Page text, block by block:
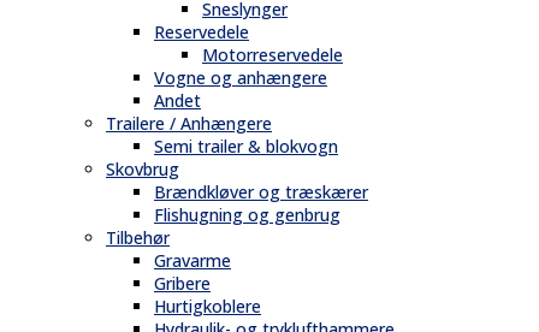
Sneslynger
Reservedele
Motorreservedele
Vogne og anhængere
Andet
Trailere / Anhængere
Semi trailer & blokvogn
Skovbrug
Brændkløver og træskærer
Flishugning og genbrug
Tilbehør
Gravarme
Gribere
Hurtigkoblere